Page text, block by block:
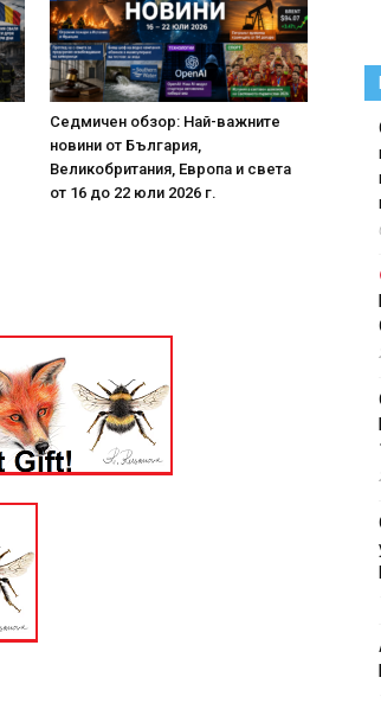
Седмичен обзор: Най-важните
новини от България,
Великобритания, Европа и света
от 16 до 22 юли 2026 г.